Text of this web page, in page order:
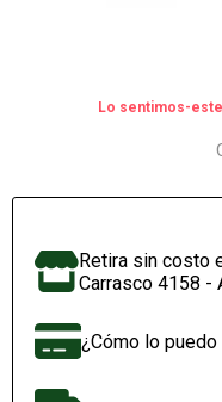
Lo sentimos-
Retira sin costo
Carrasco 4158 -
¿Cómo lo puedo